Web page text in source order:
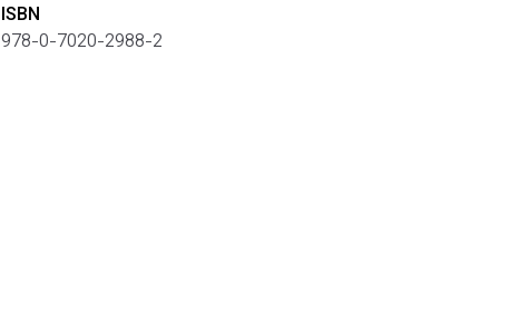
ISBN
978-0-7020-2988-2